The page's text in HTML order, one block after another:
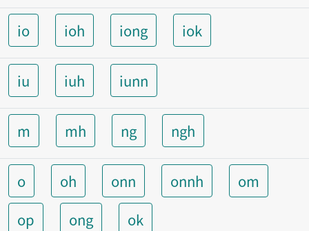
io ioh iong iok
iu iuh iunn
m mh ng ngh
o oh onn onnh
om
op
ong ok